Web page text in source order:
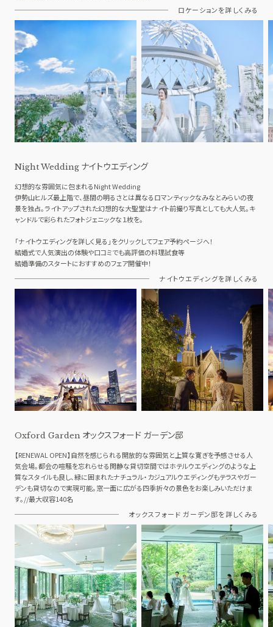
ロケーションを詳しくみる
Night Wedding ナイトウエディング
幻想的な雰囲気に包まれるNight Wedding
伊勢山ヒルズ最上階で、昼間の明るさとは異なるロマンティックなみなとみらいの夜
景を独占。ライトアップされた幻想的な大聖堂はナイト前撮り写真としても大人気。キ
ャンドルで彩られたフォトジェニックな１枚を。
「ナイトウエディングを詳しく見る」をクリックしてフェア予約ページへ！
結婚式で人気演出の体験や口コミでも高評価の料理試食等
結婚準備のスタートにおすすめのフェア開催中！
ナイトウエディングを詳しくみる
Oxford Garden オックスフォード ガーデン邸
【RENEWAL OPEN】自然を感じられる開放的な雰囲気と上質な寛ぎを予感させる人
気会場。都会の喧騒を忘れらせる閑静な貸切空間ではホテルウエディングのような上
質なスタイルも良し、緑に囲まれたナチュラル・カジュアルウエディングもテラスやガー
デンも貸切なので実現可能。窓一面に広がる四季折々の景色をお楽しみいただけま
す。//最大収容140名
オックスフォード ガーデン邸を詳しくみる